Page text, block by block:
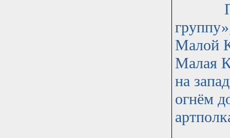
Малой
Малая
на
огнём